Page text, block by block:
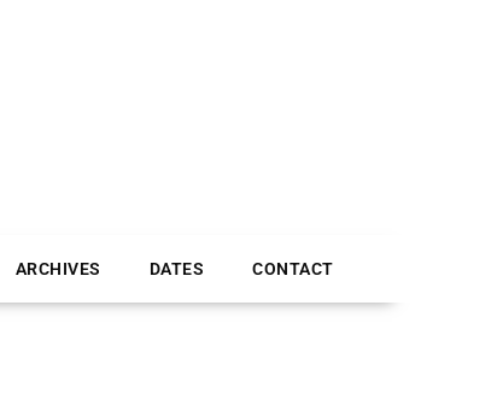
ARCHIVES DATES CONTACT